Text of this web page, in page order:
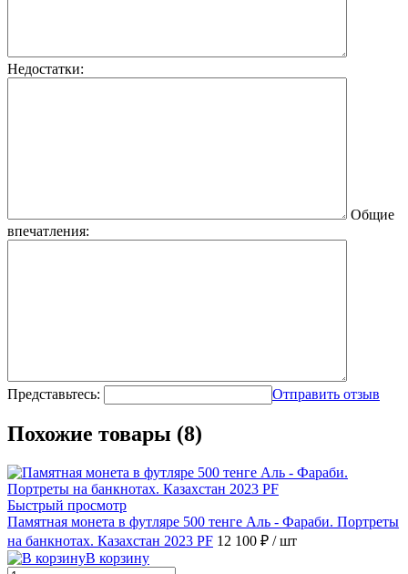
Недостатки:
Общие
впечатления:
Представьтесь: Отправить отзыв
Похожие товары (8)
Быстрый просмотр
Памятная монета в футляре 500 тенге Аль - Фараби. Портреты
на банкнотах. Казахстан 2023 PF 12 100 ₽ / шт
В корзину